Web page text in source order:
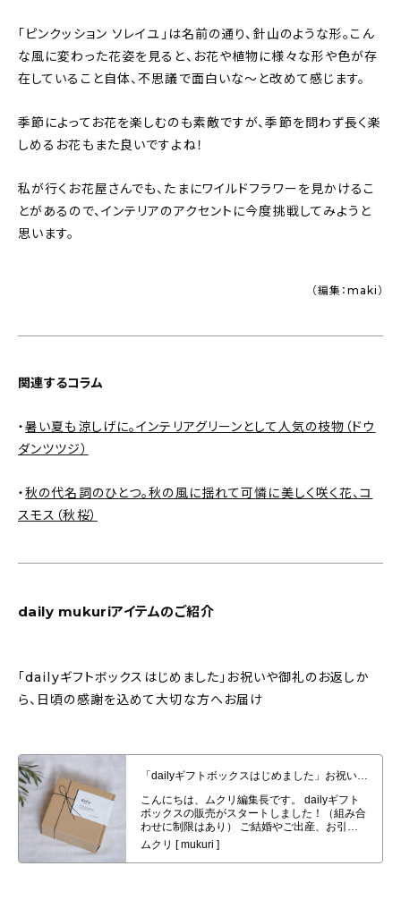
「ピンクッション ソレイユ」は名前の通り、針山のような形。こん
な風に変わった花姿を見ると、お花や植物に様々な形や色が存
在していること自体、不思議で面白いな〜と改めて感じます。
季節によってお花を楽しむのも素敵ですが、季節を問わず長く楽
しめるお花もまた良いですよね！
私が行くお花屋さんでも、たまにワイルドフラワーを見かけるこ
とがあるので、インテリアのアクセントに今度挑戦してみようと
思います。
（編集：maki）
関連するコラム
・暑い夏も涼しげに。インテリアグリーンとして人気の枝物（ドウ
ダンツツジ）
・秋の代名詞のひとつ。秋の風に揺れて可憐に美しく咲く花、コ
スモス（秋桜）
daily mukuriアイテムのご紹介
「dailyギフトボックスはじめました」お祝いや御礼のお返しか
ら、日頃の感謝を込めて大切な方へお届け
「dailyギフトボックスはじめました」お祝いや御礼のお返しから、日頃の感
謝を込めて大切な方へお届け